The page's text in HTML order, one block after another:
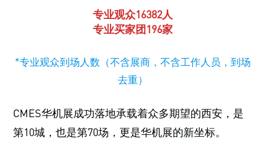
专业观众16382人
专业买家团196家
*专业观众到场人数（不含展商，不含工作人员，到场
去重）
CMES华机展成功落地承载着众多期望的西安，是
第10城，也是第70场，更是华机展的新坐标。